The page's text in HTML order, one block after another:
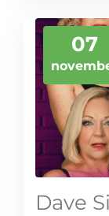
07
Dave